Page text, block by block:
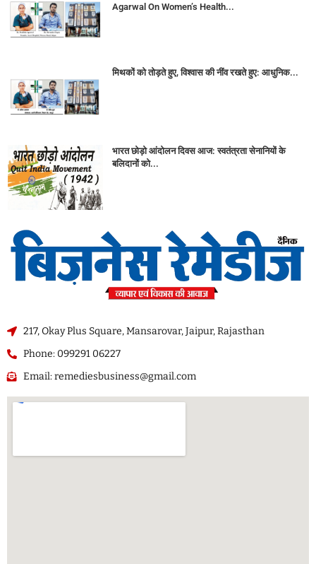
Agarwal On Women’s Health...
मिथकों को तोड़ते हुए, विश्वास की नींव रखते हुए: आधुनिक...
भारत छोड़ो आंदोलन दिवस आज: स्वतंत्रता सेनानियों के
बलिदानों को...
217, Okay Plus Square, Mansarovar, Jaipur, Rajasthan
Phone: 099291 06227
Email: remediesbusiness@gmail.com